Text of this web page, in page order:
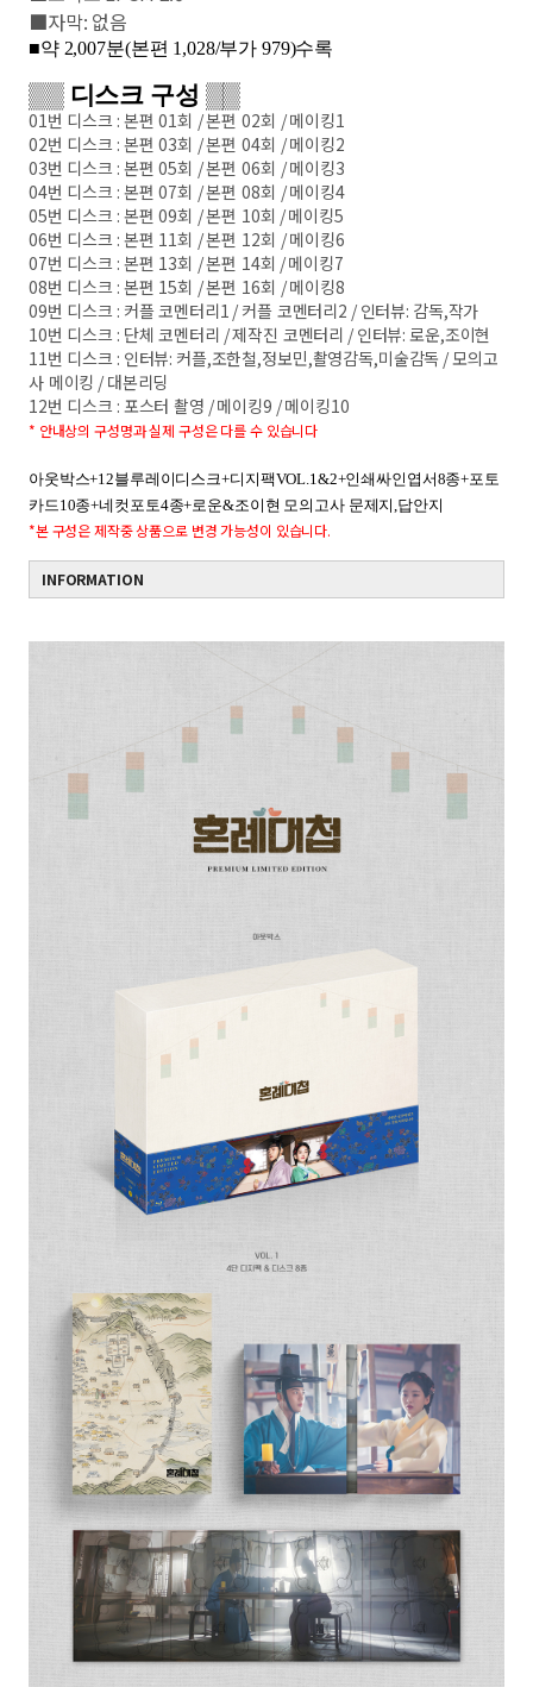
■자막: 없음
■약 2,007분(본편 1,028/부가979)수록
▒▒ 디스크 구성 ▒▒
01번 디스크 : 본편01회 /본편02회 /메이킹1
02번 디스크 : 본편03회 /본편04회 /메이킹2
03번 디스크 : 본편05회 /본편06회 /메이킹3
04번 디스크 : 본편07회 /본편08회 /메이킹4
05번 디스크 : 본편09회 /본편 10회 /메이킹5
06번 디스크 : 본편 11회 /본편 12회 /메이킹6
07번 디스크 : 본편 13회 /본편 14회 /메이킹7
08번 디스크 : 본편 15회 /본편 16회 /메이킹8
09번 디스크 : 커플 코멘터리1 / 커플 코멘터리2 / 인터뷰: 감독,작가
10번 디스크 : 단체 코멘터리 /제작진 코멘터리 / 인터뷰:로운,조이현
11번 디스크 : 인터뷰: 커플,조한철,정보민,촬영감독,미술감독 /모의고
사 메이킹 / 대본리딩
12번 디스크 : 포스터 촬영 /메이킹9 /메이킹10
* 안내상의 구성명과 실제 구성은 다를 수 있습니다
아웃박스+12블루레이디스크+디지팩VOL.1&2+인쇄싸인엽서8종+포토
카드10종+네컷포토4종+로운&조이현 모의고사 문제지,답안지
*본 구성은 제작중 상품으로 변경 가능성이 있습니다.
INFORMATION